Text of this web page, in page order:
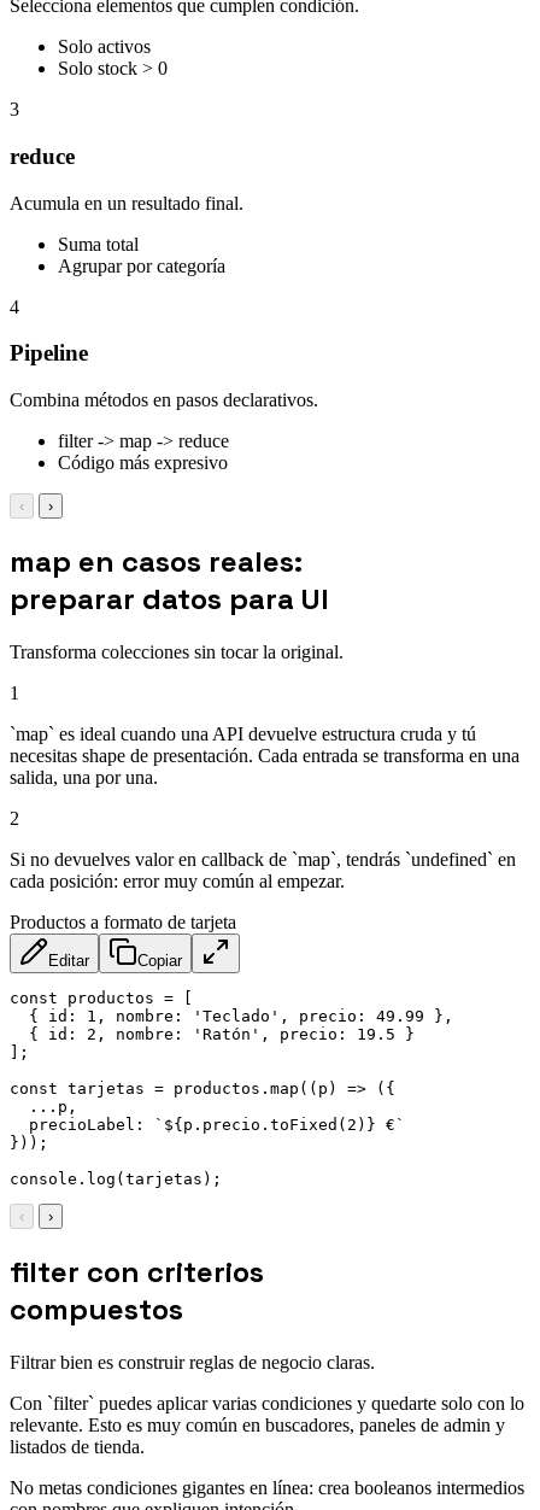
Selecciona elementos que cumplen condición.
Solo activos
Solo stock > 0
3
reduce
Acumula en un resultado final.
Suma total
Agrupar por categoría
4
Pipeline
Combina métodos en pasos declarativos.
filter -> map -> reduce
Código más expresivo
‹ ›
map en casos reales:
preparar datos para UI
Transforma colecciones sin tocar la original.
1
`map` es ideal cuando una API devuelve estructura cruda y tú
necesitas shape de presentación. Cada entrada se transforma en una
salida, una por una.
2
Si no devuelves valor en callback de `map`, tendrás `undefined` en
cada posición: error muy común al empezar.
Productos a formato de tarjeta
Editar Copiar
const productos =
{
id : 1 , nombre : 'Teclado' , precio : 49.99 } ,
{
id : 2 , nombre : 'Ratón' , precio : 19.5
}
;
const tarjetas = productos . map ( ( p ) => ( {
... p ,
precioLabel : ` ${ p . precio . toFixed ( 2 ) } € `
} ) ) ;
console . log ( tarjetas ) ;
‹ ›
filter con criterios
compuestos
Filtrar bien es construir reglas de negocio claras.
Con `filter` puedes aplicar varias condiciones y quedarte solo con lo
relevante. Esto es muy común en buscadores, paneles de admin y
listados de tienda.
No metas condiciones gigantes en línea: crea booleanos intermedios